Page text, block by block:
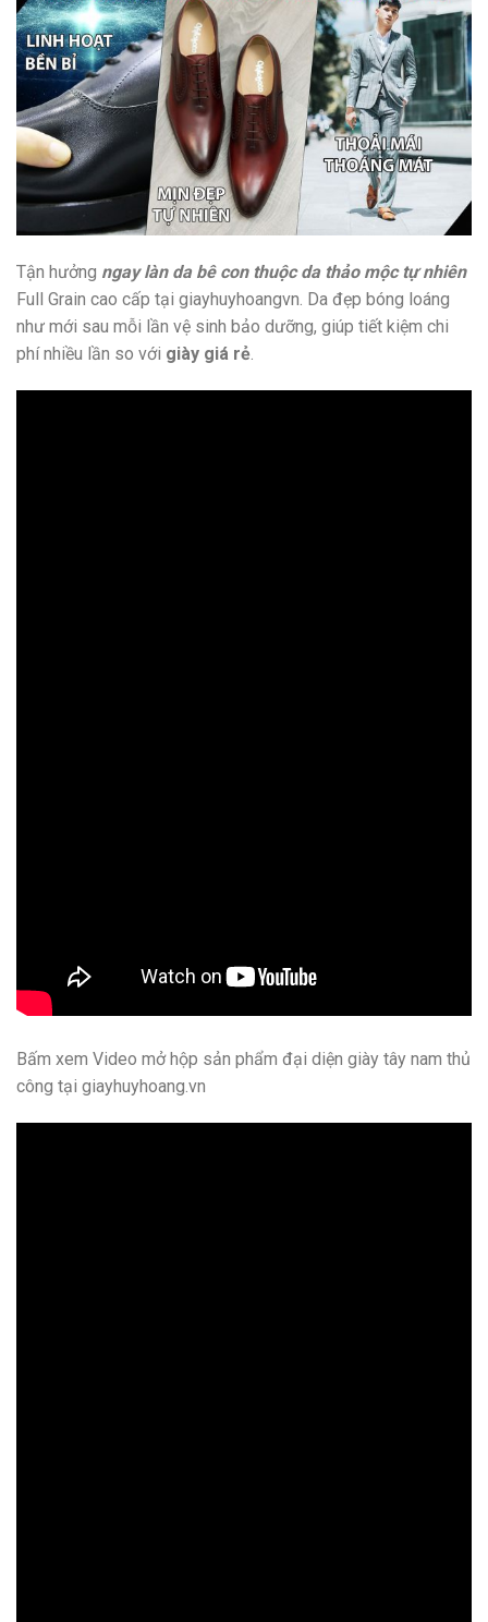
Tận hưởng ngay làn da bê con thuộc da thảo mộc tự nhiên
Full Grain cao cấp tại giayhuyhoangvn. Da đẹp bóng loáng
như mới sau mỗi lần vệ sinh bảo dưỡng, giúp tiết kiệm chi
phí nhiều lần so với giày giá rẻ.
Bấm xem Video mở hộp sản phẩm đại diện giày tây nam thủ
công tại giayhuyhoang.vn